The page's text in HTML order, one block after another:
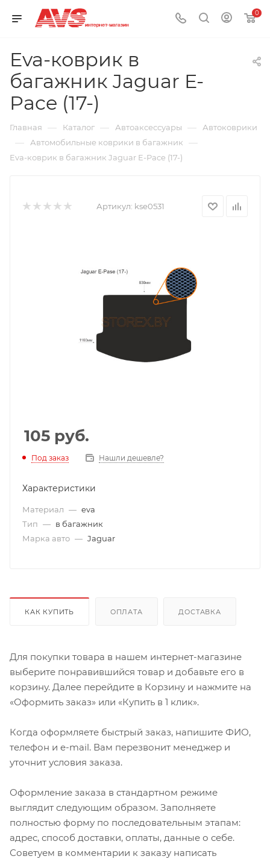
0
Eva-коврик в
багажник Jaguar E-
Pace (17-)
Главная — Каталог — Автоаксессуары — Автоковрики
— Автомобильные коврики в багажник —
Eva-коврик в багажник Jaguar E-Pace (17-)
Артикул: kse0531
105 руб.
Под заказ Нашли дешевле?
Характеристики
Материал — eva
Тип — в багажник
Марка авто — Jaguar
КАК КУПИТЬ ОПЛАТА ДОСТАВКА
Для покупки товара в нашем интернет-магазине
выберите понравившийся товар и добавьте его в
корзину. Далее перейдите в Корзину и нажмите на
«Оформить заказ» или «Купить в 1 клик».
Когда оформляете быстрый заказ, напишите ФИО,
телефон и e-mail. Вам перезвонит менеджер и
уточнит условия заказа.
Оформление заказа в стандартном режиме
выглядит следующим образом. Заполняете
полностью форму по последовательным этапам:
адрес, способ доставки, оплаты, данные о себе.
Советуем в комментарии к заказу написать